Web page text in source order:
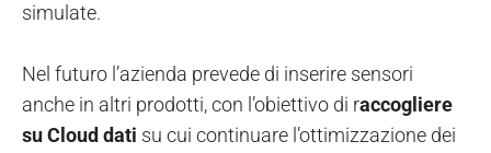
simulate.
Nel futuro l’azienda prevede di inserire sensori
anche in altri prodotti, con l’obiettivo di raccogliere
su Cloud dati su cui continuare l’ottimizzazione dei